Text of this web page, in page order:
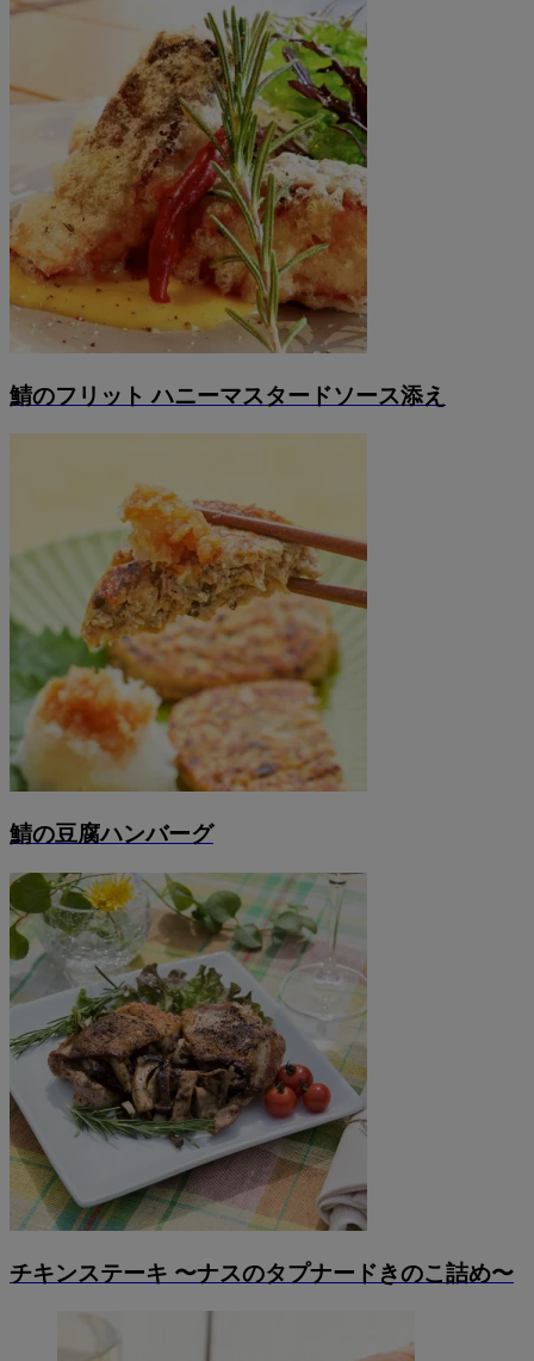
鯖のフリット ハニーマスタードソース添え
鯖の豆腐ハンバーグ
チキンステーキ 〜ナスのタプナードきのこ詰め〜